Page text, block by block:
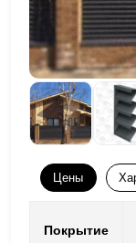
Цены
Покрытие